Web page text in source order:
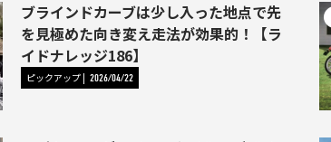
ブラインドカーブは少し入った地点で先
を見極めた向き変え走法が効果的！【ラ
イドナレッジ186】
ピックアップ 2026/04/22